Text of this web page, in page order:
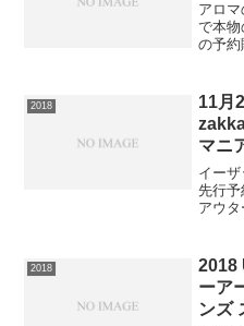
アロ
で本
の予約
た豪華
毎日
2018
11月
マニ
約販
ファ
イー
先行予
アウタ
す。⇒
は送料
2018
2018
ーア
ンズ